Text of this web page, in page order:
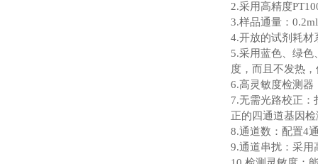
2.采用高精度
3.样品通量：
4.开放的试剂耗材
5.采用蓝色、绿
度，而且不发热
6.高灵敏度检测器
7.无需光路校正
正的四通道基因
8.通道数：配置4
9.通道串扰：采用